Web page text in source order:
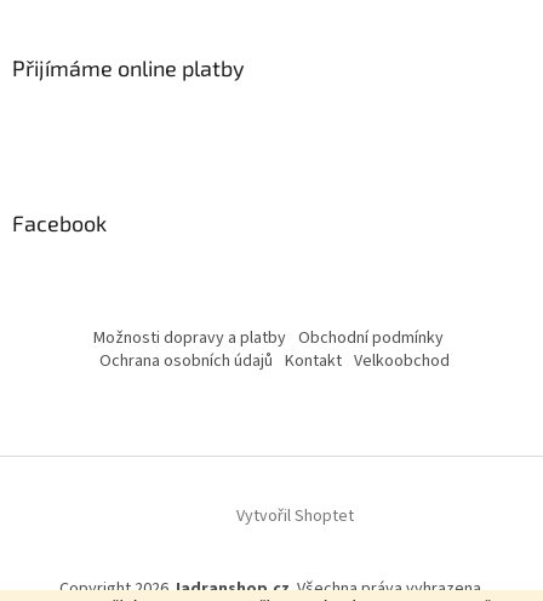
Přijímáme online platby
Facebook
Možnosti dopravy a platby Obchodní podmínky
Ochrana osobních údajů Kontakt Velkoobchod
Vytvořil Shoptet
Copyright 2026Jadranshop.cz. Všechna práva vyhrazena.